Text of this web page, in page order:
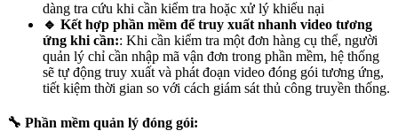
dàng tra cứu khi cần kiểm tra hoặc xử lý khiếu nại
🔹 Kết hợp phần mềm để truy xuất nhanh video tương
ứng khi cần:: Khi cần kiểm tra một đơn hàng cụ thể, người
quản lý chỉ cần nhập mã vận đơn trong phần mềm, hệ thống
sẽ tự động truy xuất và phát đoạn video đóng gói tương ứng,
tiết kiệm thời gian so với cách giám sát thủ công truyền thống.
🔧 Phần mềm quản lý đóng gói: